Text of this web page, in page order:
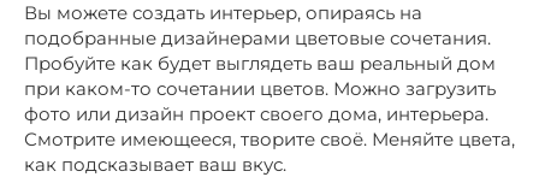
Вы можете создать интерьер, опираясь на
подобранные дизайнерами цветовые сочетания.
Пробуйте как будет выглядеть ваш реальный дом
при каком-то сочетании цветов. Можно загрузить
фото или дизайн проект своего дома, интерьера.
Смотрите имеющееся, творите своё. Меняйте цвета,
как подсказывает ваш вкус.